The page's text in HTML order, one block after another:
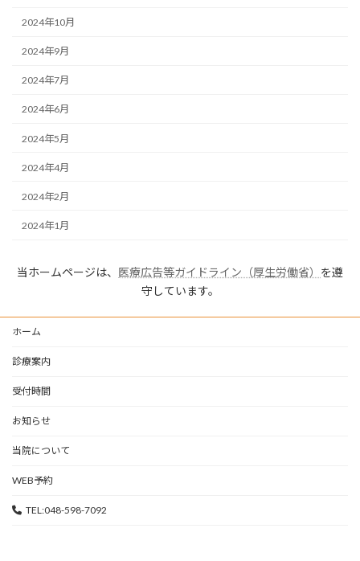
2024年10月
2024年9月
2024年7月
2024年6月
2024年5月
2024年4月
2024年2月
2024年1月
当ホームページは、 医療広告等ガイドライン（厚生労働省） を遵
守しています。
ホーム
診療案内
受付時間
お知らせ
当院について
WEB予約
TEL:048-598-7092